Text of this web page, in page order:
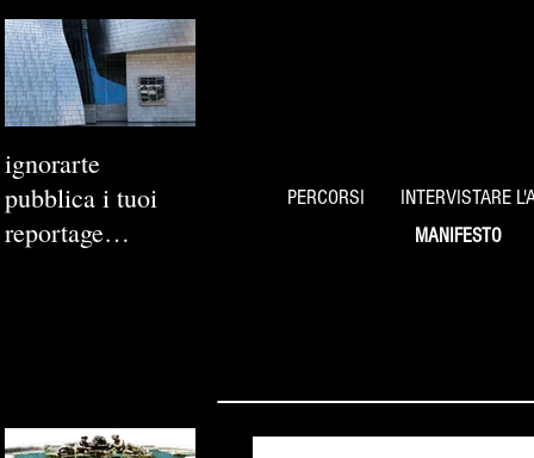
ignorarte
pubblica i tuoi
reportage
PERCORSI INTERVISTARE
MANIFESTO